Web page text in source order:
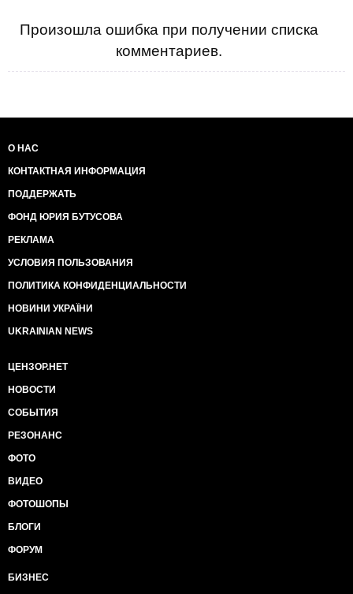
Произошла ошибка при получении списка
комментариев.
О НАС
КОНТАКТНАЯ ИНФОРМАЦИЯ
ПОДДЕРЖАТЬ
ФОНД ЮРИЯ БУТУСОВА
РЕКЛАМА
УСЛОВИЯ ПОЛЬЗОВАНИЯ
ПОЛИТИКА КОНФИДЕНЦИАЛЬНОСТИ
НОВИНИ УКРАЇНИ
UKRAINIAN NEWS
ЦЕНЗОР.НЕТ
НОВОСТИ
СОБЫТИЯ
РЕЗОНАНС
ФОТО
ВИДЕО
ФОТОШОПЫ
БЛОГИ
ФОРУМ
БИЗНЕС